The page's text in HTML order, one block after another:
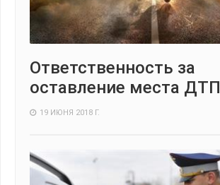
Ответственность за
оставление места ДТП
19 ИЮНЯ 2018 Г.